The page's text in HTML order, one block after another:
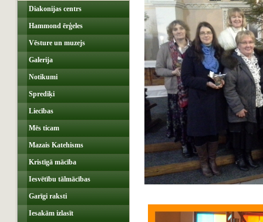
Diakonijas centrs
Hammond ērģeles
Vēsture un muzejs
Galerija
Notikumi
Sprediķi
Liecības
Mēs ticam
Mazais Katehisms
Kristīgā mācība
Iesvētību tālmācības
Garīgi raksti
Iesakām izlasīt